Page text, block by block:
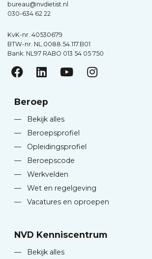
bureau@nvdietist.nl
030-634 62 22
KvK-nr. 40530679
BTW-nr. NL.0088.54.117.B01
Bank: NL97 RABO 013 54 05 750
Beroep
—
Bekijk alles
—
Beroepsprofiel
—
Opleidingsprofiel
—
Beroepscode
—
Werkvelden
—
Wet en regelgeving
—
Vacatures en oproepen
NVD Kenniscentrum
—
Bekijk alles